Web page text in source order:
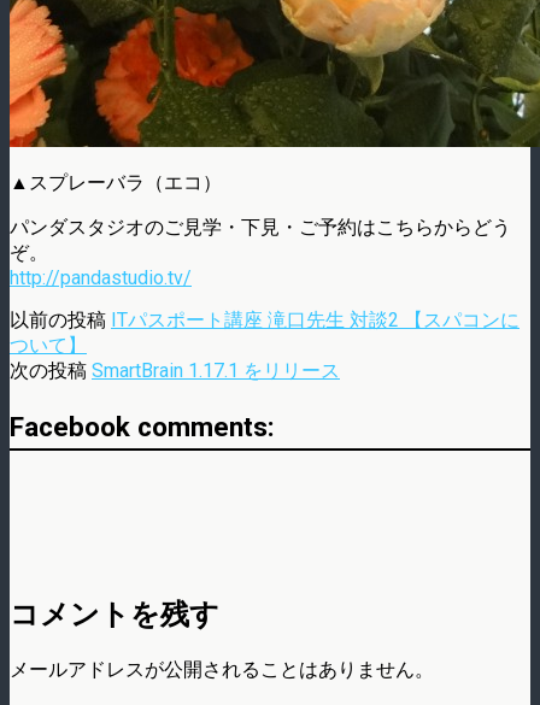
▲スプレーバラ（エコ）
パンダスタジオのご見学・下見・ご予約はこちらからどう
ぞ。
http://pandastudio.tv/
以前の投稿 ITパスポート講座 滝口先生 対談2 【スパコンに
ついて】
次の投稿 SmartBrain 1.17.1 をリリース
Facebook comments:
コメントを残す
メールアドレスが公開されることはありません。